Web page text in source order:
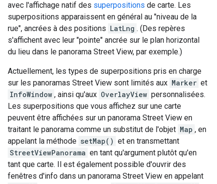
avec l'affichage natif des superpositions de carte. Les
superpositions apparaissent en général au "niveau de la
rue", ancrées à des positions LatLng . (Des repères
s'affichent avec leur "pointe" ancrée sur le plan horizontal
du lieu dans le panorama Street View, par exemple.)
Actuellement, les types de superpositions pris en charge
sur les panoramas Street View sont limités aux Marker et
InfoWindow , ainsi qu'aux OverlayView personnalisées.
Les superpositions que vous affichez sur une carte
peuvent être affichées sur un panorama Street View en
traitant le panorama comme un substitut de l'objet Map , en
appelant la méthode setMap() et en transmettant
StreetViewPanorama en tant qu'argument plutôt qu'en
tant que carte. Il est également possible d'ouvrir des
fenêtres d'info dans un panorama Street View en appelant